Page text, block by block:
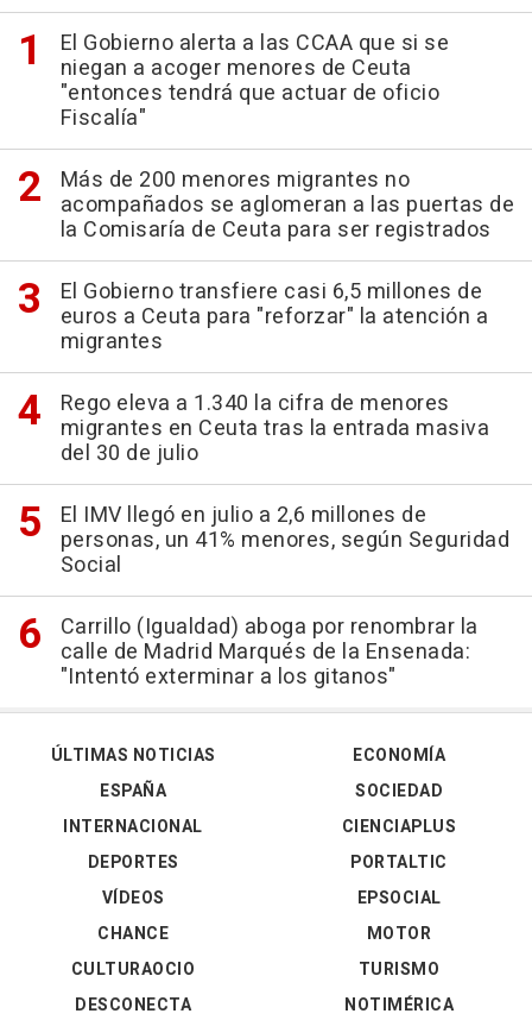
El Gobierno alerta a las CCAA que si se
niegan a acoger menores de Ceuta
"entonces tendrá que actuar de oficio
Fiscalía"
Más de 200 menores migrantes no
acompañados se aglomeran a las puertas de
la Comisaría de Ceuta para ser registrados
El Gobierno transfiere casi 6,5 millones de
euros a Ceuta para "reforzar" la atención a
migrantes
Rego eleva a 1.340 la cifra de menores
migrantes en Ceuta tras la entrada masiva
del 30 de julio
El IMV llegó en julio a 2,6 millones de
personas, un 41% menores, según Seguridad
Social
Carrillo (Igualdad) aboga por renombrar la
calle de Madrid Marqués de la Ensenada:
"Intentó exterminar a los gitanos"
ÚLTIMAS NOTICIAS
ESPAÑA
INTERNACIONAL
DEPORTES
VÍDEOS
ECONOMÍA
SOCIEDAD
CIENCIAPLUS
PORTALTIC
EPSOCIAL
CHANCE
CULTURAOCIO
DESCONECTA
MOTOR
TURISMO
NOTIMÉRICA